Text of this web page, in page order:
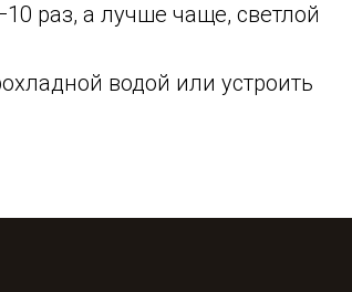
раз, а лучше чаще, светлой
водой или устроить